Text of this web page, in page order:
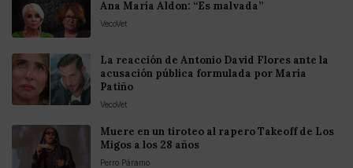
Ana María Aldon: “Es malvada”
VecoVet
La reacción de Antonio David Flores ante la
acusación pública formulada por María
Patiño
VecoVet
Muere en un tiroteo al rapero Takeoff de Los
Migos a los 28 años
Perro Páramo